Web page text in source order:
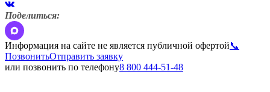
Поделиться:
Информация на сайте не является публичной офертой📞
ПозвонитьОтправить заявку
или позвонить по телефону8 800 444-51-48